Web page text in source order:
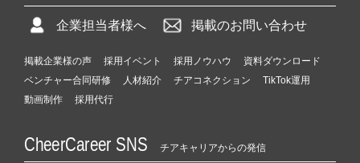
企業担当者様へ 掲載のお問い合わせ
掲載企業様の声 採用イベント 採用ノウハウ
資料ダウンロード
ベンチャー合同研修
人材紹介 チアコネクション
TikTok運用
動画制作
採用代行
CheerCareer SNS チアキャリアからの発信